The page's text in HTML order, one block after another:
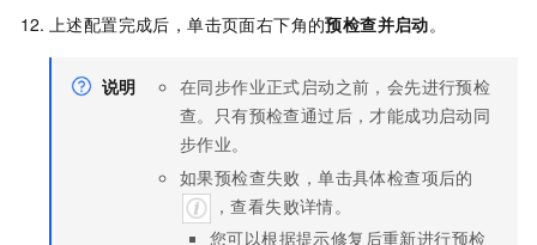
上述配置完成后，单击页面右下角的预检查并启动。
说明
在同步作业正式启动之前，会先进行预检
查。只有预检查通过后，才能成功启动同
步作业。
如果预检查失败，单击具体检查项后的
，查看失败详情。
您可以根据提示修复后重新进行预检